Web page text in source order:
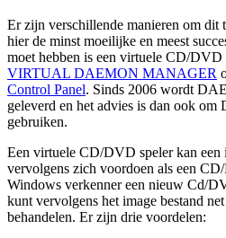
Er zijn verschillende manieren om dit
hier de minst moeilijke en meest
moet hebben is een virtuele CD/DVD
VIRTUAL DAEMON MANAGER
Control Panel. Sinds 2006 wordt
geleverd en het advies is dan ook
gebruiken.
Een virtuele CD/DVD speler kan een
vervolgens zich voordoen als een
Windows verkenner een nieuw Cd/
kunt vervolgens het image bestand
behandelen. Er zijn drie voordelen: